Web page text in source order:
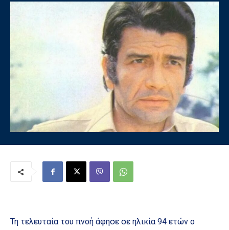
Τη τελευταία του πνοή άφησε σε ηλικία 94 ετών ο